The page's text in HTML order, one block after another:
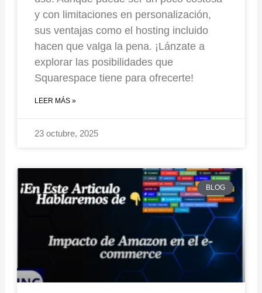
y con limitaciones en personalización,
sus ventajas como el hosting incluido
hacen que valga la pena. ¡Lánzate a
explorar las posibilidades que
Squarespace tiene para ofrecerte!
LEER MÁS »
23 octubre, 2025
BLOG